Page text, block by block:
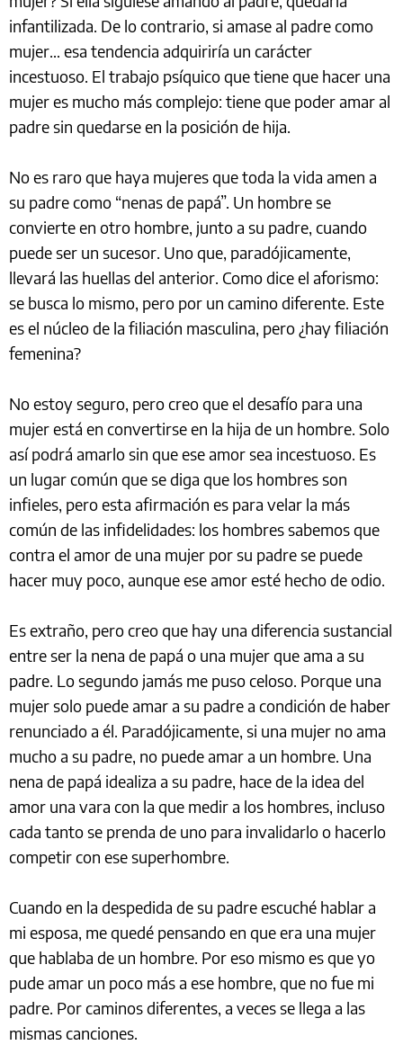
infantilizada. De lo contrario, si amase al padre como
mujer… esa tendencia adquiriría un carácter
incestuoso. El trabajo psíquico que tiene que hacer una
mujer es mucho más complejo: tiene que poder amar al
padre sin quedarse en la posición de hija.
No es raro que haya mujeres que toda la vida amen a
su padre como “nenas de papá”. Un hombre se
convierte en otro hombre, junto a su padre, cuando
puede ser un sucesor. Uno que, paradójicamente,
llevará las huellas del anterior. Como dice el aforismo:
se busca lo mismo, pero por un camino diferente. Este
es el núcleo de la filiación masculina, pero ¿hay filiación
femenina?
No estoy seguro, pero creo que el desafío para una
mujer está en convertirse en la hija de un hombre. Solo
así podrá amarlo sin que ese amor sea incestuoso. Es
un lugar común que se diga que los hombres son
infieles, pero esta afirmación es para velar la más
común de las infidelidades: los hombres sabemos que
contra el amor de una mujer por su padre se puede
hacer muy poco, aunque ese amor esté hecho de odio.
Es extraño, pero creo que hay una diferencia sustancial
entre ser la nena de papá o una mujer que ama a su
padre. Lo segundo jamás me puso celoso. Porque una
mujer solo puede amar a su padre a condición de haber
renunciado a él. Paradójicamente, si una mujer no ama
mucho a su padre, no puede amar a un hombre. Una
nena de papá idealiza a su padre, hace de la idea del
amor una vara con la que medir a los hombres, incluso
cada tanto se prenda de uno para invalidarlo o hacerlo
competir con ese superhombre.
Cuando en la despedida de su padre escuché hablar a
mi esposa, me quedé pensando en que era una mujer
que hablaba de un hombre. Por eso mismo es que yo
pude amar un poco más a ese hombre, que no fue mi
padre. Por caminos diferentes, a veces se llega a las
mismas canciones.